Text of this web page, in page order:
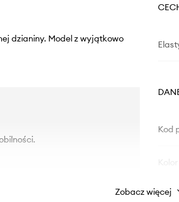
dzianiny. Model z wyjątkowo
Kod
Zobacz więcej